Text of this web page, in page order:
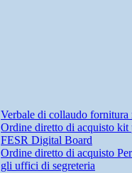
Verbale di collaudo fornitura
Ordine diretto di acquisto kit
FESR Digital Board
Ordine diretto di acquisto
gli uffici di segreteria